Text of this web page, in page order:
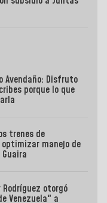
Avendaño: Disfruto
porque lo que
trenes de
manejo de
Rodríguez otorgó
Venezuela" a